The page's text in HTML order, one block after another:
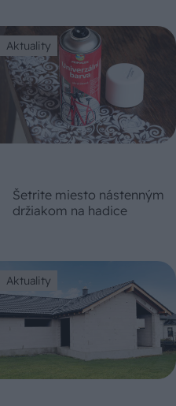
Aktuality
Šetrite miesto nástenným
držiakom na hadice
Aktuality